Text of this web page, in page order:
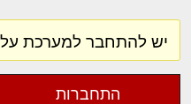
יש להתחבר למערכת על
התחברות